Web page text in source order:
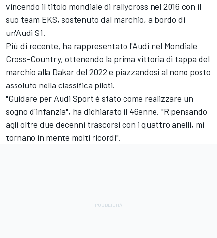
vincendo il titolo mondiale di rallycross nel 2016 con il
suo team EKS, sostenuto dal marchio, a bordo di
un'Audi S1.
Più di recente, ha rappresentato l'Audi nel Mondiale
Cross-Country, ottenendo la prima vittoria di tappa del
marchio alla Dakar del 2022 e piazzandosi al nono posto
assoluto nella classifica piloti.
"Guidare per Audi Sport è stato come realizzare un
sogno d'infanzia", ha dichiarato il 46enne. "Ripensando
agli oltre due decenni trascorsi con i quattro anelli, mi
tornano in mente molti ricordi".